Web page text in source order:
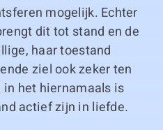
mogelijk. Echter
dit tot stand en de
haar toestand
ziel ook zeker ten
het hiernamaals is
actief zijn in liefde.